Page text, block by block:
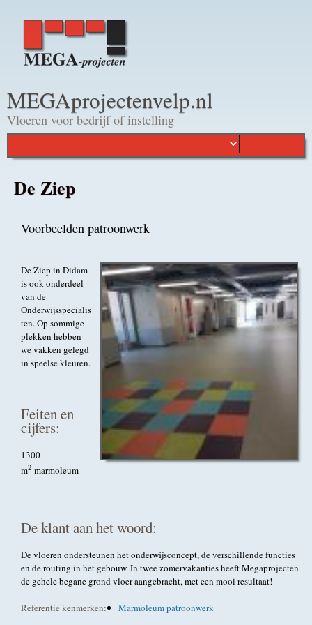
MEGAprojectenvelp.nl
Vloeren voor bedrijf of instelling
De Ziep
Voorbeelden patroonwerk
De Ziep in Didam
is ook onderdeel
van de
Onderwijsspecialis
ten. Op sommige
plekken hebben
we vakken gelegd
in speelse kleuren.
Feiten en
cijfers:
1300
m2 marmoleum
De klant aan het woord:
De vloeren ondersteunen het onderwijsconcept, de verschillende functies
en de routing in het gebouw. In twee zomervakanties heeft Megaprojecten
de gehele begane grond vloer aangebracht, met een mooi resultaat!
Referentie kenmerken: Marmoleum patroonwerk